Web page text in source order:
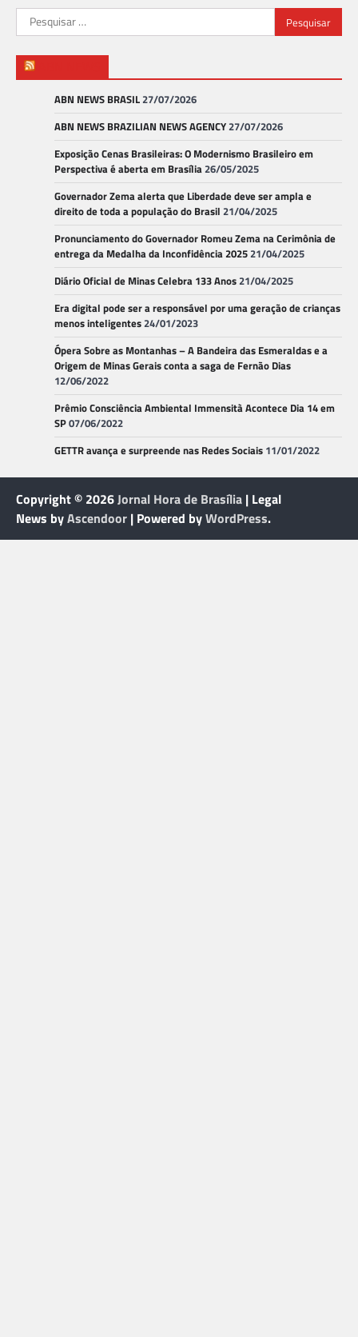
Pesquisar
por:
ABN NEWS BRASIL27/07/2026
ABN NEWS BRAZILIAN NEWS AGENCY27/07/2026
Exposição Cenas Brasileiras: O Modernismo Brasileiro em
Perspectiva é aberta em Brasília26/05/2025
Governador Zema alerta que Liberdade deve ser ampla e
direito de toda a população do Brasil 21/04/2025
Pronunciamento do Governador Romeu Zema na Cerimônia de
entrega da Medalha da Inconfidência 202521/04/2025
Diário Oficial de Minas Celebra 133 Anos21/04/2025
Era digital pode ser a responsável por uma geração de crianças
menos inteligentes24/01/2023
Ópera Sobre as Montanhas – A Bandeira das Esmeraldas e a
Origem de Minas Gerais conta a saga de Fernão Dias
12/06/2022
Prêmio Consciência Ambiental Immensità Acontece Dia 14 em
SP07/06/2022
GETTR avança e surpreende nas Redes Sociais 11/01/2022
Copyright © 2026Jornal Hora de Brasília | Legal
News byAscendoor | Powered byWordPress.